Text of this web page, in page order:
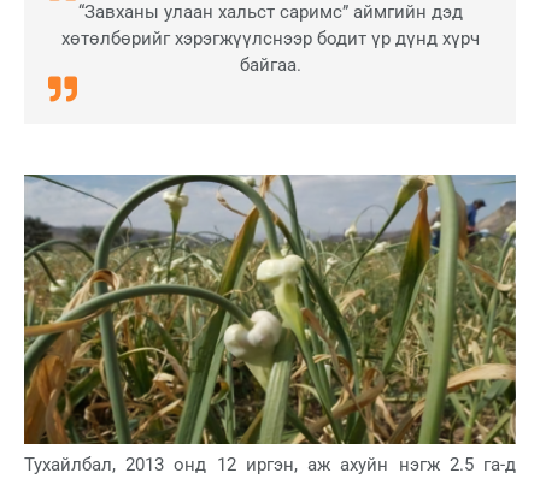
“Завханы улаан хальст саримс” аймгийн дэд
хөтөлбөрийг хэрэгжүүлснээр бодит үр дүнд хүрч
байгаа.
Тухайлбал, 2013 онд 12 иргэн, аж ахуйн нэгж 2.5 га-д